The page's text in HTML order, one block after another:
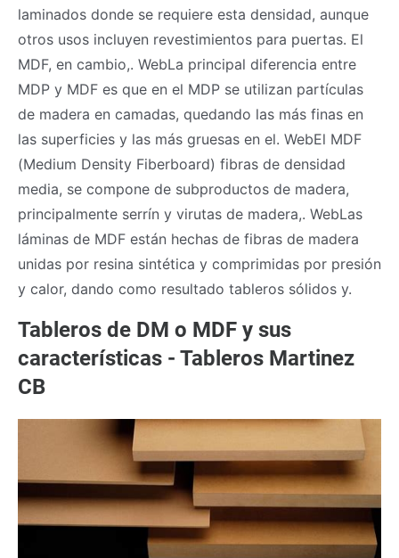
laminados donde se requiere esta densidad, aunque
otros usos incluyen revestimientos para puertas. El
MDF, en cambio,. WebLa principal diferencia entre
MDP y MDF es que en el MDP se utilizan partículas
de madera en camadas, quedando las más finas en
las superficies y las más gruesas en el. WebEl MDF
(Medium Density Fiberboard) fibras de densidad
media, se compone de subproductos de madera,
principalmente serrín y virutas de madera,. WebLas
láminas de MDF están hechas de fibras de madera
unidas por resina sintética y comprimidas por presión
y calor, dando como resultado tableros sólidos y.
Tableros de DM o MDF y sus
características - Tableros Martinez
CB